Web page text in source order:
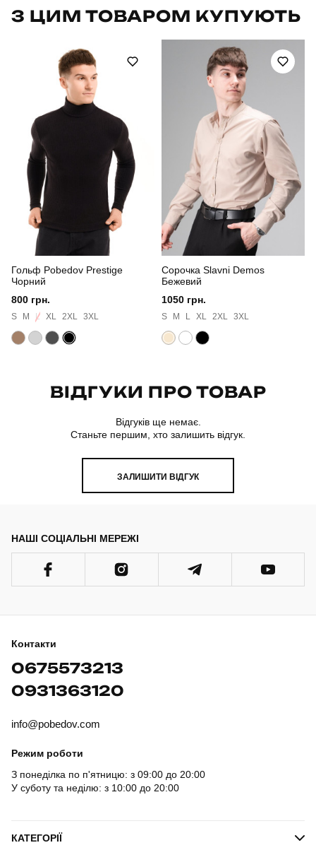
Призначення для повсякденного носіння
Стиль повсякденний
Сезон весна
Колір бежевий
Матеріал
Склад тканини 85% бавовна, 10% поліестер, 5% еластан
Країна - виробник
З ЦИМ ТОВАРОМ КУПУЮТЬ
Гольф Pobedov Prestige
Чорний
800 грн.
S M L XL 2XL 3XL
Сорочка Slavni Demos
Бежевий
1050 грн.
S M L XL 2XL 3XL
ВІДГУКИ ПРО ТОВАР
Відгуків ще немає.
Станьте першим, хто залишить відгук.
ЗАЛИШИТИ ВІДГУК
НАШІ СОЦІАЛЬНІ МЕРЕЖІ
Контакти
0675573213
0931363120
info@pobedov.com
Режим роботи
З понеділка по п'ятницю: з 09:00 до 20:00
У суботу та неділю: з 10:00 до 20:00
КАТЕГОРІЇ